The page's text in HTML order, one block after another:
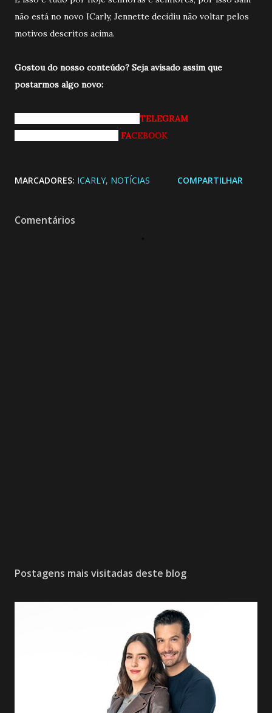
não está no novo ICarly, Jennette decidiu não voltar pelos
motivos descritos acima.
Gostou do nosso conteúdo? Seja avisado assim que
postarmos algo novo:
TELEGRAM
FACEBOOK
MARCADORES: ICARLY NOTÍCIAS COMPARTILHAR
Comentários
Postagens mais visitadas deste blog